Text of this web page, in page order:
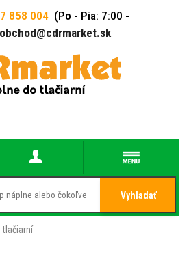
858 004 (Po - Pia: 7:00 -
obchod@cdrmarket.sk
Vyhladať
tlačiarní